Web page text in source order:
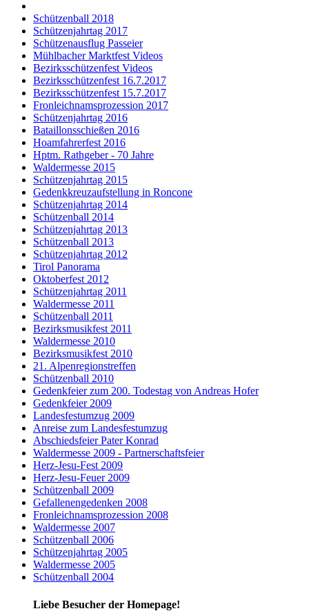
Schützenball 2018
Schützenjahrtag 2017
Schützenausflug Passeier
Mühlbacher Marktfest Videos
Bezirksschützenfest Videos
Bezirksschützenfest 16.7.2017
Bezirksschützenfest 15.7.2017
Fronleichnamsprozession 2017
Schützenjahrtag 2016
Bataillonsschießen 2016
Hoamfahrerfest 2016
Hptm. Rathgeber - 70 Jahre
Waldermesse 2015
Schützenjahrtag 2015
Gedenkkreuzaufstellung in Roncone
Schützenjahrtag 2014
Schützenball 2014
Schützenjahrtag 2013
Schützenball 2013
Schützenjahrtag 2012
Tirol Panorama
Oktoberfest 2012
Schützenjahrtag 2011
Waldermesse 2011
Schützenball 2011
Bezirksmusikfest 2011
Waldermesse 2010
Bezirksmusikfest 2010
21. Alpenregionstreffen
Schützenball 2010
Gedenkfeier zum 200. Todestag von Andreas Hofer
Gedenkfeier 2009
Landesfestumzug 2009
Anreise zum Landesfestumzug
Abschiedsfeier Pater Konrad
Waldermesse 2009 - Partnerschaftsfeier
Herz-Jesu-Fest 2009
Herz-Jesu-Feuer 2009
Schützenball 2009
Gefallenengedenken 2008
Fronleichnamsprozession 2008
Waldermesse 2007
Schützenball 2006
Schützenjahrtag 2005
Waldermesse 2005
Schützenball 2004
Liebe Besucher der Homepage!